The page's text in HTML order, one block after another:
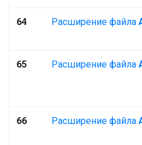
64 Расширение файла
65 Расширение файла
66 Расширение файла